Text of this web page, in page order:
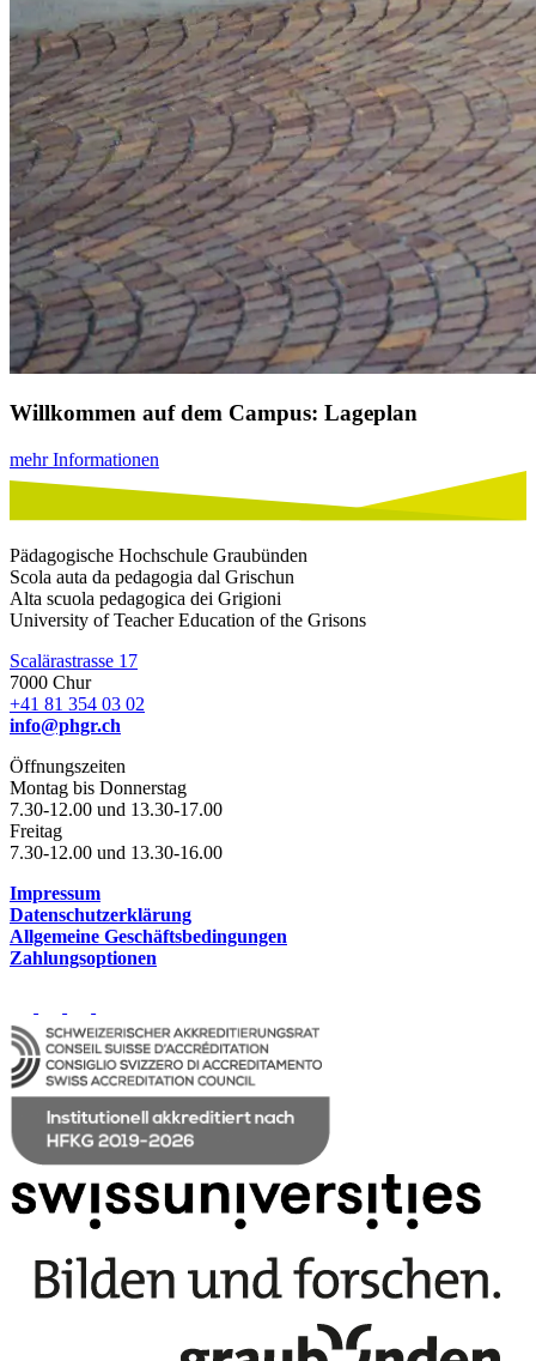
Willkommen auf dem Campus: Lageplan
mehr Informationen
Pädagogische Hochschule Graubünden
Scola auta da pedagogia dal Grischun
Alta scuola pedagogica dei Grigioni
University of Teacher Education of the Grisons
Scalärastrasse 17
7000 Chur
+41 81 354 03 02
info@phgr.ch
Öffnungszeiten
Montag bis Donnerstag
7.30-12.00 und 13.30-17.00
Freitag
7.30-12.00 und 13.30-16.00
Impressum
Datenschutzerklärung
Allgemeine Geschäftsbedingungen
Zahlungsoptionen